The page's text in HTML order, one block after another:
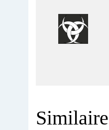
Similaire